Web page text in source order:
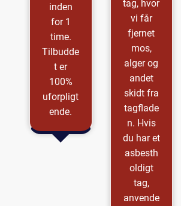
inden
for 1
time.
Tilbudde
t er
100%
uforpligt
ende.
tag, hvor
vi får
fjernet
mos,
alger og
andet
skidt fra
tagflade
n. Hvis
du har et
asbesth
oldigt
tag,
anvende